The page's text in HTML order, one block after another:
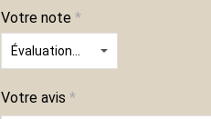
Votre note *
Votre avis *